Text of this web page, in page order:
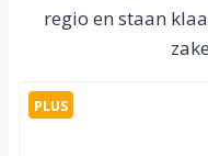
regio en staan
PLUS